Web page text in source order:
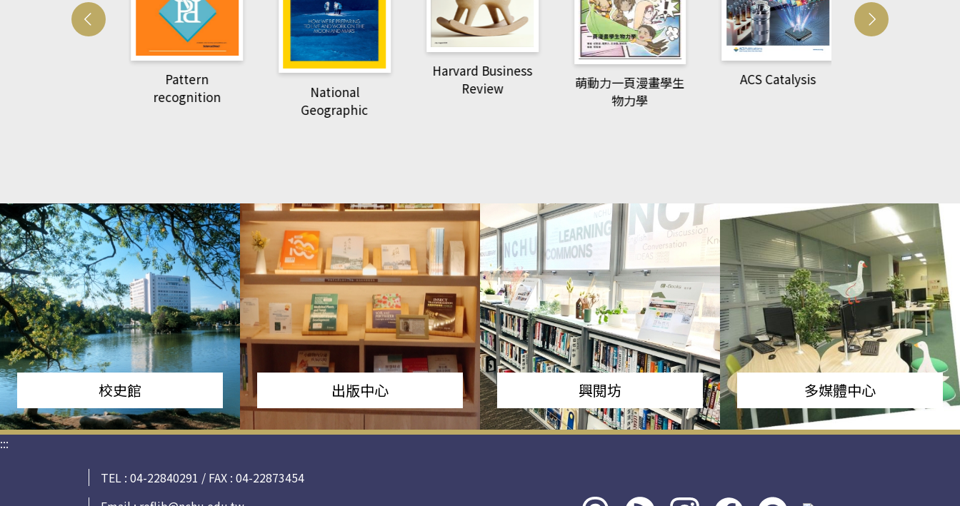
Pattern
recognition
National
Geographic
Harvard Business
Review
萌動力一頁漫畫學生
物力學
ACS Catalysis
校史館 出版中心 興閱坊 多媒體中心
:::
TEL : 04-22840291 / FAX : 04-22873454